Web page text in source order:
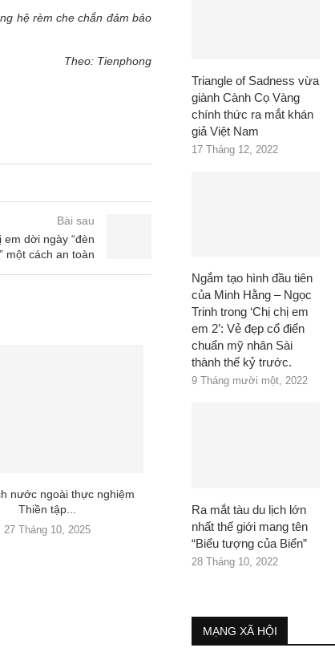
hệ rèm che chắn đảm bảo
Theo: Tienphong
Bài sau
em dời ngày “đèn
một cách an toàn
nước ngoài thực nghiệm
Thiền tập...
27 Tháng 10, 2025
Triangle of Sadness vừa
giành Cành Cọ Vàng
chính thức ra mắt khán
giả Việt Nam
17 Tháng 12, 2022
Ngắm tạo hình đầu tiên
của Minh Hằng – Ngọc
Trinh trong ‘Chị chị em
em 2’: Vẻ đẹp cổ điển
chuẩn mỹ nhân Sài
thành thế kỷ trước.
9 Tháng mười một, 2022
Ra mắt tàu du lịch lớn
nhất thế giới mang tên
“Biểu tượng của Biển”
28 Tháng 10, 2022
MẠNG XÃ HỘI